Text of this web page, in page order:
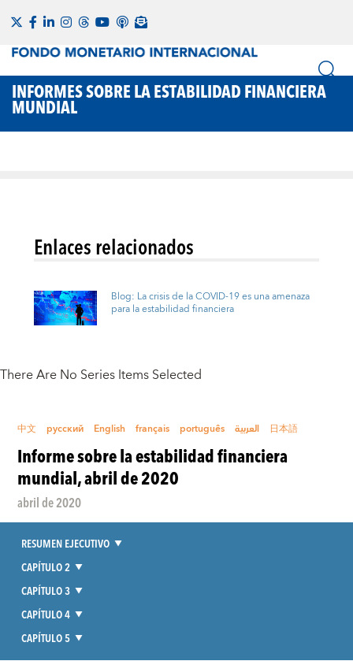
INFORMES SOBRE LA ESTABILIDAD FINANCIERA
MUNDIAL
Enlaces relacionados
Blog: La crisis de la COVID-19 es una amenaza
para la estabilidad financiera
There Are No Series Items Selected
中文 русский English français português العربية 日本語
Informe sobre la estabilidad financiera
mundial, abril de 2020
abril de 2020
RESUMEN EJECUTIVO
CAPÍTULO 2
CAPÍTULO 3
CAPÍTULO 4
CAPÍTULO 5